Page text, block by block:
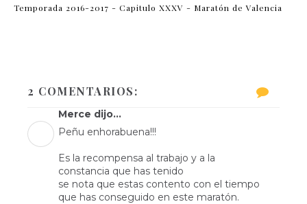
Temporada 2016-2017 - Capitulo XXXV - Maratón de Valencia
2 COMENTARIOS:
Merce dijo...
Peñu enhorabuena!!!
Es la recompensa al trabajo y a la
constancia que has tenido
se nota que estas contento con el tiempo
que has conseguido en este maratón.